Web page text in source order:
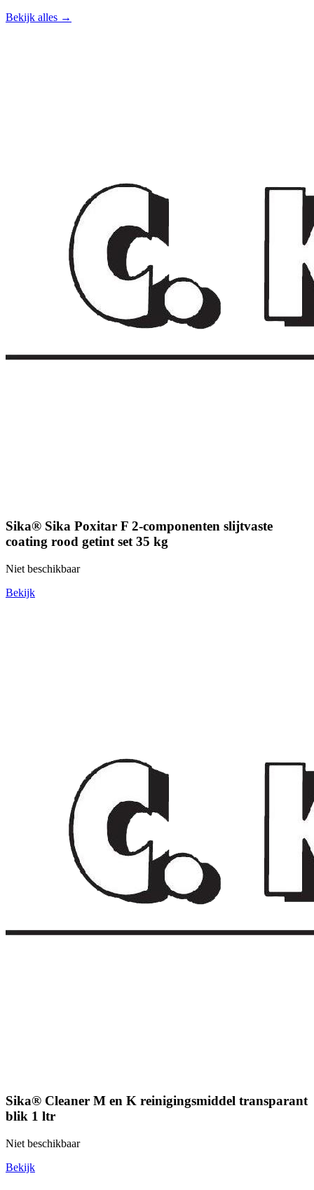
Bekijk alles →
Sika® Sika Poxitar F 2-componenten slijtvaste
coating rood getint set 35 kg
Niet beschikbaar
Bekijk
Sika® Cleaner M en K reinigingsmiddel transparant
blik 1 ltr
Niet beschikbaar
Bekijk